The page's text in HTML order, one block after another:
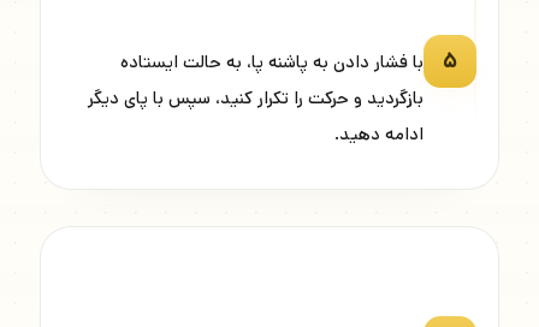
۵
با فشار دادن به پاشنه پا، به حالت ایستاده
بازگردید و حرکت را تکرار کنید، سپس با پای دیگر
ادامه دهید.